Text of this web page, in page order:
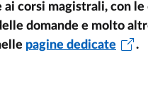
corsi magistrali, con
domande e molto
pagine dedicate .